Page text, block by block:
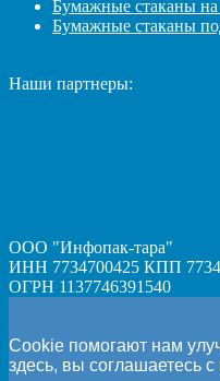
Бумажные стаканы на
Бумажные стаканы
Наши партнеры:
ООО "Инфопак-тара"
ИНН 7734700425 КПП
ОГРН 1137746391540
Cookie помогают нам
здесь, вы соглашаетесь